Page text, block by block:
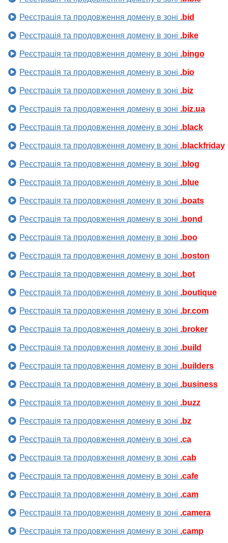
Реєстрація та продовження домену в зоні .bid
Реєстрація та продовження домену в зоні .bike
Реєстрація та продовження домену в зоні .bingo
Реєстрація та продовження домену в зоні .bio
Реєстрація та продовження домену в зоні .biz
Реєстрація та продовження домену в зоні .biz.ua
Реєстрація та продовження домену в зоні .black
Реєстрація та продовження домену в зоні .blackfriday
Реєстрація та продовження домену в зоні .blog
Реєстрація та продовження домену в зоні .blue
Реєстрація та продовження домену в зоні .boats
Реєстрація та продовження домену в зоні .bond
Реєстрація та продовження домену в зоні .boo
Реєстрація та продовження домену в зоні .boston
Реєстрація та продовження домену в зоні .bot
Реєстрація та продовження домену в зоні .boutique
Реєстрація та продовження домену в зоні .br.com
Реєстрація та продовження домену в зоні .broker
Реєстрація та продовження домену в зоні .build
Реєстрація та продовження домену в зоні .builders
Реєстрація та продовження домену в зоні .business
Реєстрація та продовження домену в зоні .buzz
Реєстрація та продовження домену в зоні .bz
Реєстрація та продовження домену в зоні .ca
Реєстрація та продовження домену в зоні .cab
Реєстрація та продовження домену в зоні .cafe
Реєстрація та продовження домену в зоні .cam
Реєстрація та продовження домену в зоні .camera
Реєстрація та продовження домену в зоні .camp